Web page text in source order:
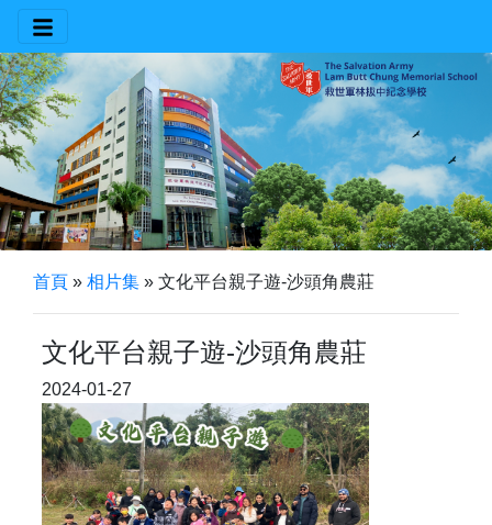
首頁 » 相片集 » 文化平台親子遊-沙頭角農莊
文化平台親子遊-沙頭角農莊
2024-01-27